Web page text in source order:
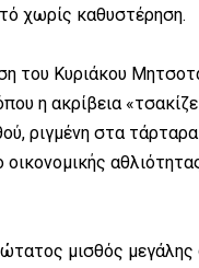
χωρίς καθυστέρηση.
του Κυριάκου
η ακρίβεια
ριγμένη στα
μισθός